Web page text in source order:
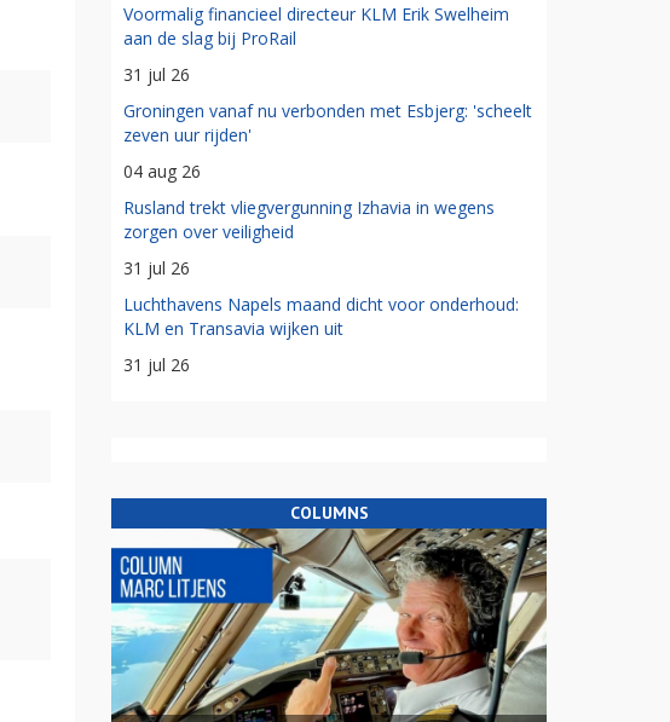
Voormalig financieel directeur KLM Erik Swelheim
aan de slag bij ProRail
31 jul 26
Groningen vanaf nu verbonden met Esbjerg: 'scheelt
zeven uur rijden'
04 aug 26
Rusland trekt vliegvergunning Izhavia in wegens
zorgen over veiligheid
31 jul 26
Luchthavens Napels maand dicht voor onderhoud:
KLM en Transavia wijken uit
31 jul 26
COLUMNS